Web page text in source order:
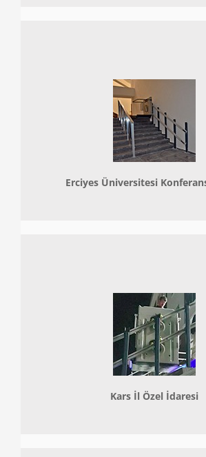
Erciyes Üniversitesi
Kars İl Özel İdaresi